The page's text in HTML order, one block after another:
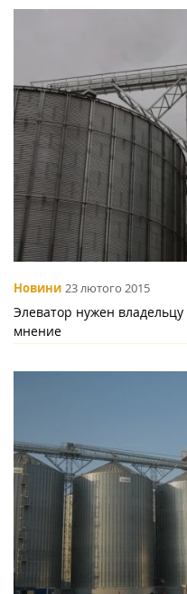
Новини 23 лютого 2015
Элеватор нужен
мнение